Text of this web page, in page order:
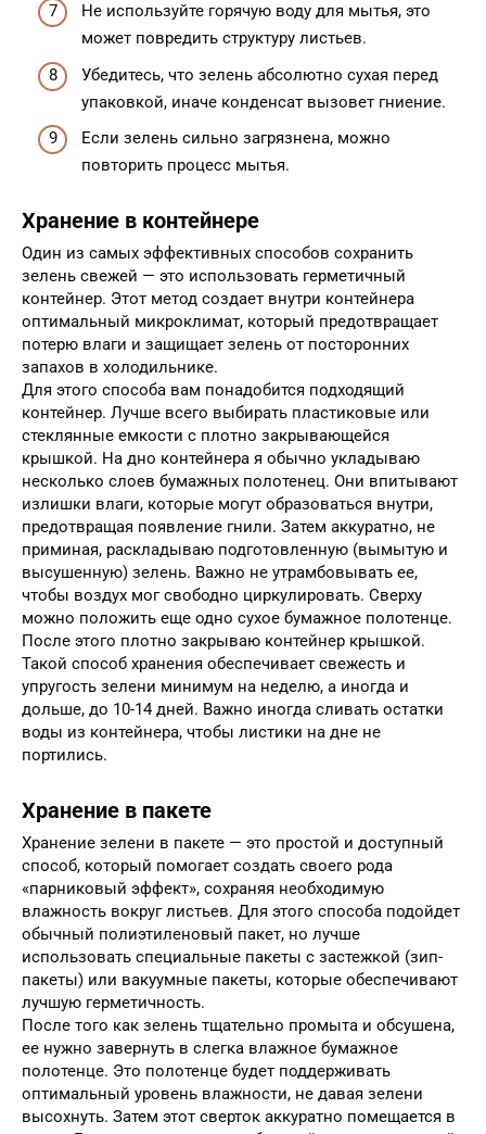
Не используйте горячую воду для мытья, это
может повредить структуру листьев.
Убедитесь, что зелень абсолютно сухая перед
упаковкой, иначе конденсат вызовет гниение.
Если зелень сильно загрязнена, можно
повторить процесс мытья.
Хранение в контейнере
Один из самых эффективных способов сохранить
зелень свежей — это использовать герметичный
контейнер. Этот метод создает внутри контейнера
оптимальный микроклимат, который предотвращает
потерю влаги и защищает зелень от посторонних
запахов в холодильнике.
Для этого способа вам понадобится подходящий
контейнер. Лучше всего выбирать пластиковые или
стеклянные емкости с плотно закрывающейся
крышкой. На дно контейнера я обычно укладываю
несколько слоев бумажных полотенец. Они впитывают
излишки влаги, которые могут образоваться внутри,
предотвращая появление гнили. Затем аккуратно, не
приминая, раскладываю подготовленную (вымытую и
высушенную) зелень. Важно не утрамбовывать ее,
чтобы воздух мог свободно циркулировать. Сверху
можно положить еще одно сухое бумажное полотенце.
После этого плотно закрываю контейнер крышкой.
Такой способ хранения обеспечивает свежесть и
упругость зелени минимум на неделю, а иногда и
дольше, до 10-14 дней. Важно иногда сливать остатки
воды из контейнера, чтобы листики на дне не
портились.
Хранение в пакете
Хранение зелени в пакете — это простой и доступный
способ, который помогает создать своего рода
«парниковый эффект», сохраняя необходимую
влажность вокруг листьев. Для этого способа подойдет
обычный полиэтиленовый пакет, но лучше
использовать специальные пакеты с застежкой (зип-
пакеты) или вакуумные пакеты, которые обеспечивают
лучшую герметичность.
После того как зелень тщательно промыта и обсушена,
ее нужно завернуть в слегка влажное бумажное
полотенце. Это полотенце будет поддерживать
оптимальный уровень влажности, не давая зелени
высохнуть. Затем этот сверток аккуратно помещается в